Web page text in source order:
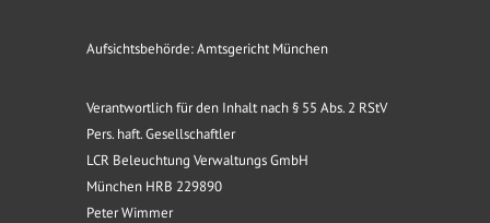
Aufsichtsbehörde: Amtsgericht München
Verantwortlich für den Inhalt nach § 55 Abs. 2 RStV
Pers. haft. Gesellschaftler
LCR Beleuchtung Verwaltungs GmbH
München HRB 229890
Peter Wimmer